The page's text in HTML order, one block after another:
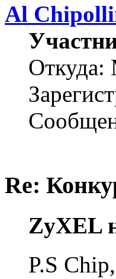
Al
Откуда:
Re:
ZyXEL
P.S